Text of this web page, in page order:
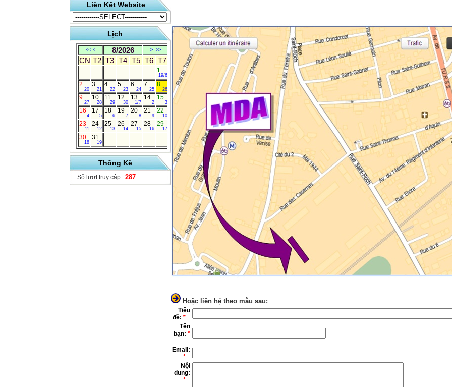
Liên Kết Website
Lịch
<< < 8/2026 > >>
CN T2 T3 T4 T5 T6 T7
1
19/6
2
20
3
21
4
22
5
23
6
24
7
25
8
26
9
27
10
28
11
29
12
30
13
1/7
14
2
15
3
16
4
17
5
18
6
19
7
20
8
21
9
22
10
23
11
24
12
25
13
26
14
27
15
28
16
29
17
30
18
31
19
Thống Kê
Số lượt truy cập: 287
Hoặc liên hệ theo mẫu sau:
Tiêu
đề: *
Tên
bạn: *
Email:
*
Nội
dung:
*